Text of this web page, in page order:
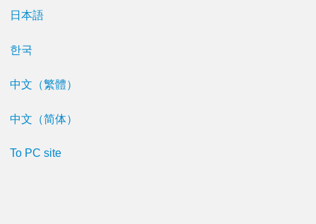
日本語
한국
中文（繁體）
中文（简体）
To PC site